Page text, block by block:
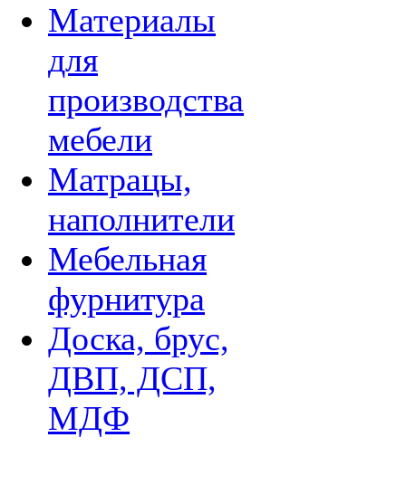
Материалы
для
производства
мебели
Матрацы,
наполнители
Мебельная
фурнитура
Доска, брус,
ДВП, ДСП,
МДФ